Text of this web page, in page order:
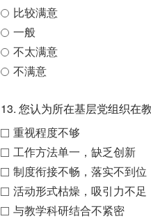
比较满意
一般
不太满意
不满意
13. 您认为所在基层党组织在
重视程度不够
工作方法单一，缺乏创新
制度衔接不畅，落实不到位
活动形式枯燥，吸引力不足
与教学科研结合不紧密